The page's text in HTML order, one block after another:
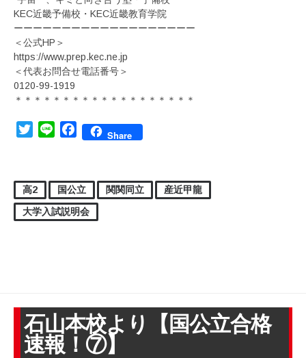
KEC近畿予備校・KEC近畿教育学院
ーーーーーーーーーーーーーーーーーーー
＜公式HP＞
https://www.prep.kec.ne.jp
＜代表お問合せ電話番号＞
0120-99-1919
＊＊＊＊＊＊＊＊＊＊＊＊＊＊＊＊＊＊＊
TwitterLine FacebookShare
高2 国公立 関関同立
産近甲龍
大学入試説明会
石山本校より【国公立合格
速報！⑦】